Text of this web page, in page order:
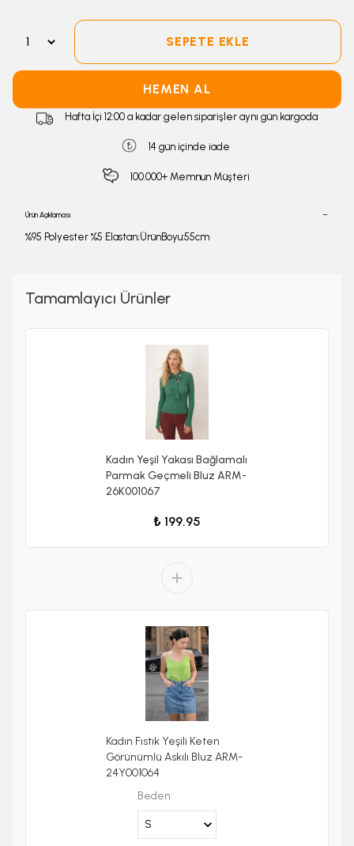
SEPETE EKLE
HEMEN AL
Hafta İçi 12:00 a kadar gelen siparişler aynı gün kargoda
14 gün içinde iade
100.000+ Memnun Müşteri
Ürün Açıklaması
%95 Polyester %5 Elastan;ÜrünBoyu:55cm
Tamamlayıcı Ürünler
Kadın Yeşil Yakası Bağlamalı
Parmak Geçmeli Bluz ARM-
26K001067
₺ 199.95
Kadın Fıstık Yeşili Keten
Görünümlü Askılı Bluz ARM-
24Y001064
Beden